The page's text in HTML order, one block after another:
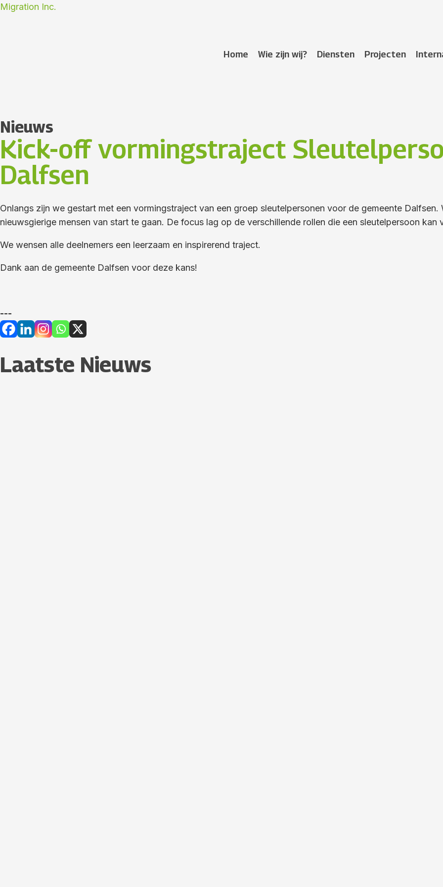
Ga
Migration Inc.
Home Wie zijn wij? Diensten Projecten
Nieuws
Kick-off vormingstraject
Dalfsen
Onlangs zijn we gestart met een vormingstraject van een groep sleutelpersonen voor de gemeente
nieuwsgierige mensen van start te gaan. De focus lag op de verschillende rollen die een sleutelpersoon kan
We wensen alle deelnemers een leerzaam en inspirerend traject.
Dank aan de gemeente Dalfsen voor deze kans!
---
Laatste Nieuws​